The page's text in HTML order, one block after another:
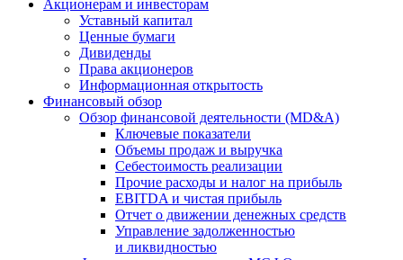
Акционерам и инвесторам
Уставный капитал
Ценные бумаги
Дивиденды
Права акционеров
Информационная открытость
Финансовый обзор
Обзор финансовой деятельности (MD&A)
Ключевые показатели
Объемы продаж и выручка
Себестоимость реализации
Прочие расходы и налог на прибыль
EBITDA и чистая прибыль
Отчет о движении денежных средств
Управление задолженностью
и ликвидностью